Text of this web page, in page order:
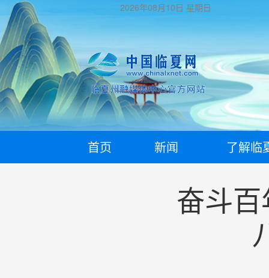
2026年08月10日 星期日
首页 新闻 了解临
奋斗百